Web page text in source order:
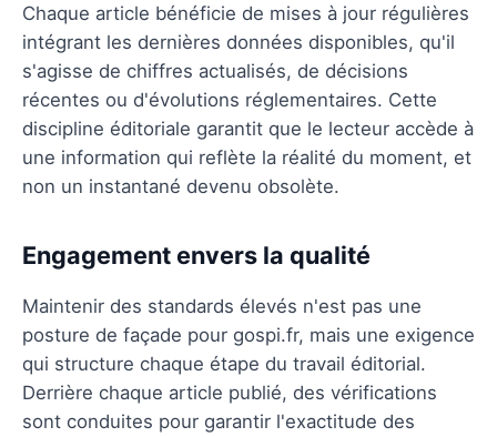
Chaque article bénéficie de mises à jour régulières
intégrant les dernières données disponibles, qu'il
s'agisse de chiffres actualisés, de décisions
récentes ou d'évolutions réglementaires. Cette
discipline éditoriale garantit que le lecteur accède à
une information qui reflète la réalité du moment, et
non un instantané devenu obsolète.
Engagement envers la qualité
Maintenir des standards élevés n'est pas une
posture de façade pour gospi.fr, mais une exigence
qui structure chaque étape du travail éditorial.
Derrière chaque article publié, des vérifications
sont conduites pour garantir l'exactitude des